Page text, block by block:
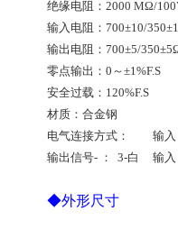
绝缘电阻： 2000 MΩ/
输入电阻： 700±10/
输出电阻： 700±5/
零点输出： 0 ～ ±1%F.S
安全过载： 120%F.S
材质：合金钢
电气连接方式： 输入
输出信号- ： 3-白 输
◆外形尺寸